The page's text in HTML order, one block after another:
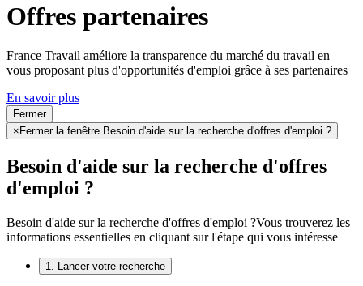
Offres partenaires
France Travail améliore la transparence du marché du travail en
vous proposant plus d'opportunités d'emploi grâce à ses partenaires
En savoir plus
Fermer
× Fermer la fenêtre Besoin d'aide sur la recherche d'offres d'emploi ?
Besoin d'aide sur la recherche d'offres
d'emploi ?
Besoin d'aide sur la recherche d'offres d'emploi ?Vous trouverez les
informations essentielles en cliquant sur l'étape qui vous intéresse
1. Lancer votre recherche